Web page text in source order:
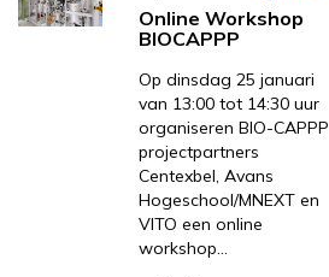
Online Workshop
BIOCAPPP
Op dinsdag 25 januari
van 13:00 tot 14:30 uur
organiseren BIO-CAPPP
projectpartners
Centexbel, Avans
Hogeschool/MNEXT en
VITO een online
workshop…